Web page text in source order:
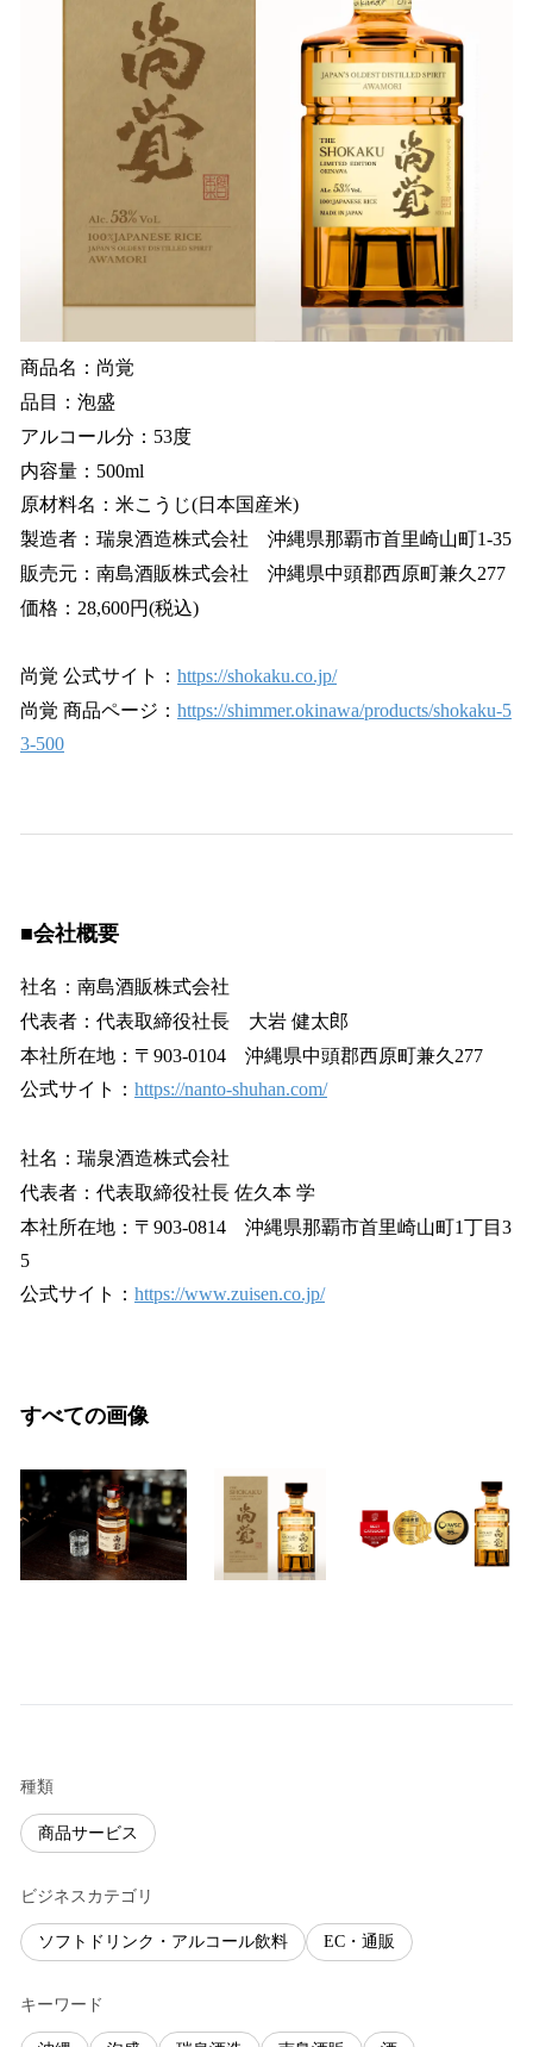
商品名：尚覚
品目：泡盛
アルコール分：53度
内容量：500ml
原材料名：米こうじ(日本国産米)
製造者：瑞泉酒造株式会社 沖縄県那覇市首里崎山町1-35
販売元：南島酒販株式会社 沖縄県中頭郡西原町兼久277
価格：28,600円(税込)
尚覚 公式サイト： https://shokaku.co.jp/
尚覚 商品ページ： https://shimmer.okinawa/products/shokaku-5
3-500
■会社概要
社名：南島酒販株式会社
代表者：代表取締役社長 大岩 健太郎
本社所在地：〒903-0104 沖縄県中頭郡西原町兼久277
公式サイト： https://nanto-shuhan.com/
社名：瑞泉酒造株式会社
代表者：代表取締役社長 佐久本 学
本社所在地：〒903-0814 沖縄県那覇市首里崎山町1丁目3
5
公式サイト： https://www.zuisen.co.jp/
すべての画像
種類
商品サービス
ビジネスカテゴリ
ソフトドリンク・アルコール飲料 EC・通販
キーワード